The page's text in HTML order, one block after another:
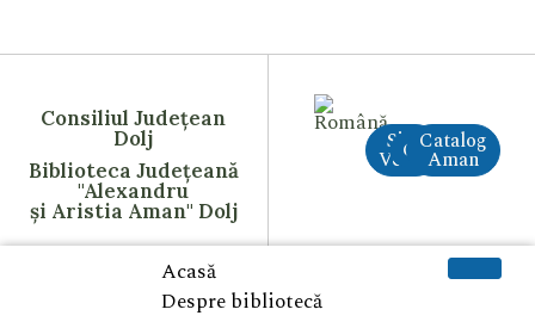
Consiliul Județean
Dolj
Biblioteca Județeană
"Alexandru
și Aristia Aman" Dolj
Site
VechiCreAI
Catalog
Aman
Acasă
Despre bibliotecă